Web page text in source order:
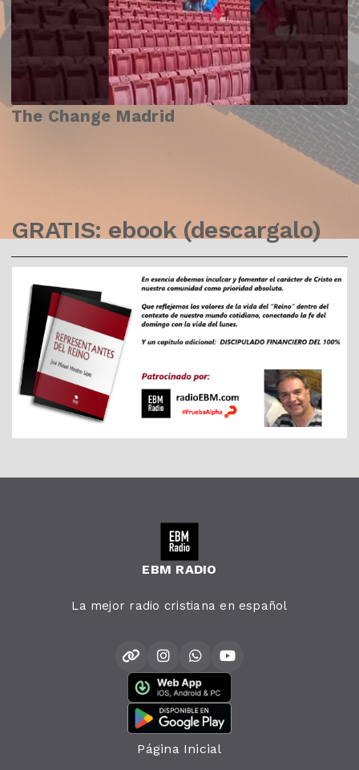
The Change Madrid
GRATIS: ebook (descargalo)
EBM RADIO
La mejor radio cristiana en español
Página Inicial